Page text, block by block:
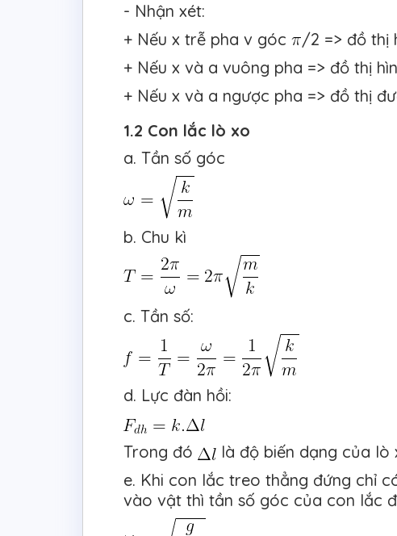
- Nhận xét:
+ Nếu x trễ pha v góc
/2 => đồ thị
+ Nếu x và a vuông pha => đồ thị
+ Nếu x và a ngược pha => đồ thị
1.2 Con lắc lò xo
a. Tần số góc
b. Chu kì
c. Tần số:
d. Lực đàn hồi:
Trong đó
là độ biến dạng của lò
e. Khi con lắc treo thẳng đứng chỉ
vào vật thì tần số góc của con lắc